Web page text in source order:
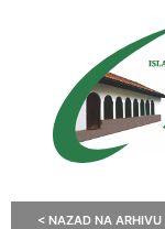
< NAZAD NA ARHIVU